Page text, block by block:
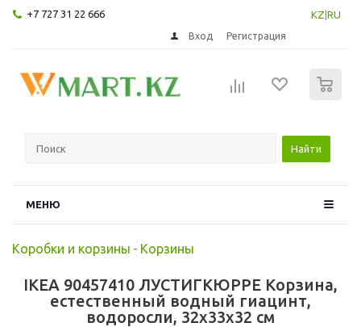
+7 727 31 22 666 KZ RU
Вход Регистрация
Найти
МЕНЮ
Коробки и корзины - Корзины
IKEA 90457410 ЛУСТИГКЮРРЕ Корзина,
естественный водный гиацинт,
водоросли, 32x33x32 см